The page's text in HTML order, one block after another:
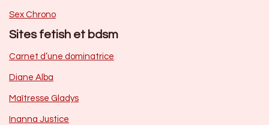
Sex Chrono
Sites fetish et bdsm
Carnet d’une dominatrice
Diane Alba
Maîtresse Gladys
Inanna Justice